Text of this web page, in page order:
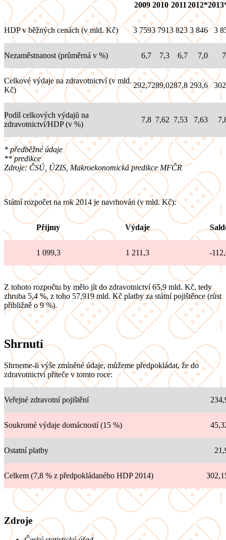
2009 2010 2011 2012*
HDP v běžných cenách (v mld. Kč) 3 7593 7913 823 3 846 3
Nezaměstnanost (průměrná v %) 6,7 7,3 6,7 7,0
Celkové výdaje na zdravotnictví (v mld.
Kč)
292,7289,0287,8 293,6
Podíl celkových výdajů na
zdravotnictví/HDP (v %)
7,8 7,62 7,53 7,63
* předběžné údaje
** predikce
Zdroje: ČSÚ, ÚZIS, Makroekonomická predikce MFČR
Státní rozpočet na rok 2014 je navrhován (v mld. Kč):
Příjmy Výdaje
1 099,3 1 211,3 -
Z tohoto rozpočtu by mělo jít do zdravotnictví 65,9 mld. Kč, tedy
zhruba 5,4 %, z toho 57,919 mld. Kč platby za státní pojištěnce (růst
přibližně o 9 %).
Shrnutí
Shrneme-li výše zmíněné údaje, můžeme předpokládat, že do
zdravotnictví přiteče v tomto roce:
Veřejné zdravotní pojištění
Soukromé výdaje domácností (15 %)
Ostatní platby
Celkem (7,8 % z předpokládaného HDP 2014)
Zdroje